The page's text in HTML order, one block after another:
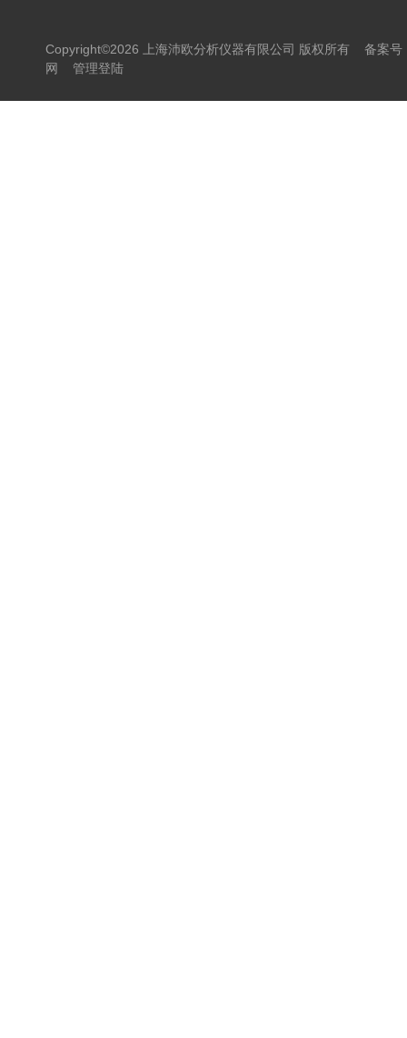
Copyright©2026 上海沛欧分析仪器有限公司 版权所有 备案号
网
管理登陆